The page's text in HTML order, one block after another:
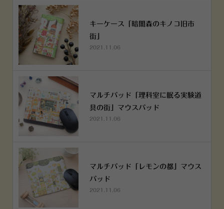
キーケース「暗闇森のキノコ旧市
街」
2021.11.06
マルチパッド「理科室に眠る実験道
具の街」マウスパッド
2021.11.06
マルチパッド「レモンの都」マウス
パッド
2021.11.06